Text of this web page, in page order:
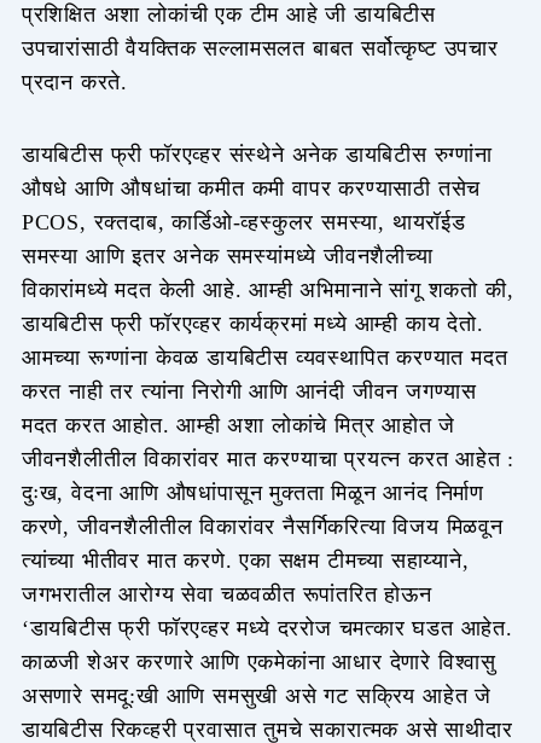
प्रशिक्षित अशा लोकांची एक टीम आहे जी डायबिटीस
उपचारांसाठी वैयक्तिक सल्लामसलत बाबत सर्वोत्कृष्ट उपचार
प्रदान करते.
डायबिटीस फ्री फॉरएव्हर संस्थेने अनेक डायबिटीस रुग्णांना
औषधे आणि औषधांचा कमीत कमी वापर करण्यासाठी तसेच
PCOS, रक्तदाब, कार्डिओ-व्हस्कुलर समस्या, थायरॉईड
समस्या आणि इतर अनेक समस्यांमध्ये जीवनशैलीच्या
विकारांमध्ये मदत केली आहे. आम्ही अभिमानाने सांगू शकतो की,
डायबिटीस फ्री फॉरएव्हर कार्यक्रमां मध्ये आम्ही काय देतो.
आमच्या रूग्णांना केवळ डायबिटीस व्यवस्थापित करण्यात मदत
करत नाही तर त्यांना निरोगी आणि आनंदी जीवन जगण्यास
मदत करत आहोत. आम्ही अशा लोकांचे मित्र आहोत जे
जीवनशैलीतील विकारांवर मात करण्याचा प्रयत्न करत आहेत :
दुःख, वेदना आणि औषधांपासून मुक्तता मिळून आनंद निर्माण
करणे, जीवनशैलीतील विकारांवर नैसर्गिकरित्या विजय मिळवून
त्यांच्या भीतीवर मात करणे. एका सक्षम टीमच्या सहाय्याने,
जगभरातील आरोग्य सेवा चळवळीत रूपांतरित होऊन
‘डायबिटीस फ्री फॉरएव्हर मध्ये दररोज चमत्कार घडत आहेत.
काळजी शेअर करणारे आणि एकमेकांना आधार देणारे विश्वासु
असणारे समदू:खी आणि समसुखी असे गट सक्रिय आहेत जे
डायबिटीस रिकव्हरी प्रवासात तुमचे सकारात्मक असे साथीदार